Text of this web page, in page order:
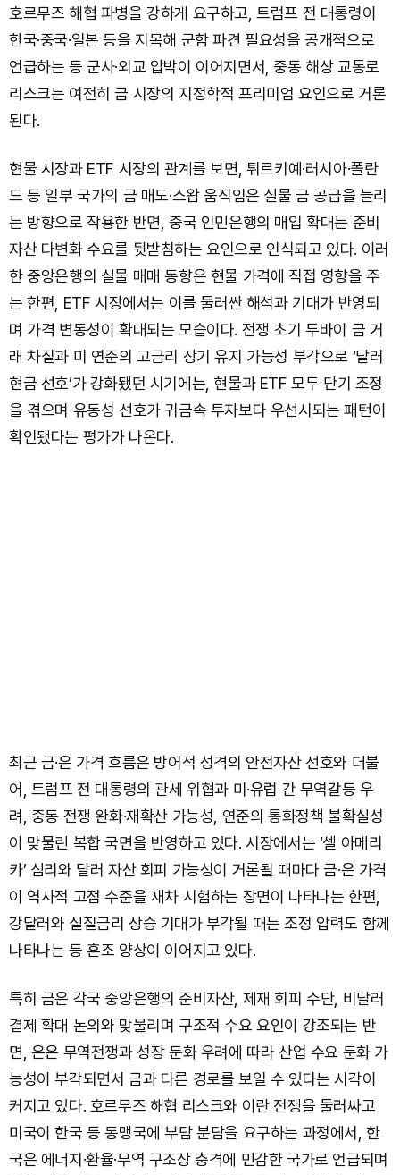
호르무즈 해협 파병을 강하게 요구하고, 트럼프 전 대통령이
한국·중국·일본 등을 지목해 군함 파견 필요성을 공개적으로
언급하는 등 군사·외교 압박이 이어지면서, 중동 해상 교통로
리스크는 여전히 금 시장의 지정학적 프리미엄 요인으로 거론
된다.
현물 시장과 ETF 시장의 관계를 보면, 튀르키예·러시아·폴란
드 등 일부 국가의 금 매도·스왑 움직임은 실물 금 공급을 늘리
는 방향으로 작용한 반면, 중국 인민은행의 매입 확대는 준비
자산 다변화 수요를 뒷받침하는 요인으로 인식되고 있다. 이러
한 중앙은행의 실물 매매 동향은 현물 가격에 직접 영향을 주
는 한편, ETF 시장에서는 이를 둘러싼 해석과 기대가 반영되
며 가격 변동성이 확대되는 모습이다. 전쟁 초기 두바이 금 거
래 차질과 미 연준의 고금리 장기 유지 가능성 부각으로 ‘달러
현금 선호’가 강화됐던 시기에는, 현물과 ETF 모두 단기 조정
을 겪으며 유동성 선호가 귀금속 투자보다 우선시되는 패턴이
확인됐다는 평가가 나온다.
최근 금·은 가격 흐름은 방어적 성격의 안전자산 선호와 더불
어, 트럼프 전 대통령의 관세 위협과 미·유럽 간 무역갈등 우
려, 중동 전쟁 완화·재확산 가능성, 연준의 통화정책 불확실성
이 맞물린 복합 국면을 반영하고 있다. 시장에서는 ‘셀 아메리
카’ 심리와 달러 자산 회피 가능성이 거론될 때마다 금·은 가격
이 역사적 고점 수준을 재차 시험하는 장면이 나타나는 한편,
강달러와 실질금리 상승 기대가 부각될 때는 조정 압력도 함께
나타나는 등 혼조 양상이 이어지고 있다.
특히 금은 각국 중앙은행의 준비자산, 제재 회피 수단, 비달러
결제 확대 논의와 맞물리며 구조적 수요 요인이 강조되는 반
면, 은은 무역전쟁과 성장 둔화 우려에 따라 산업 수요 둔화 가
능성이 부각되면서 금과 다른 경로를 보일 수 있다는 시각이
커지고 있다. 호르무즈 해협 리스크와 이란 전쟁을 둘러싸고
미국이 한국 등 동맹국에 부담 분담을 요구하는 과정에서, 한
국은 에너지·환율·무역 구조상 충격에 민감한 국가로 언급되며